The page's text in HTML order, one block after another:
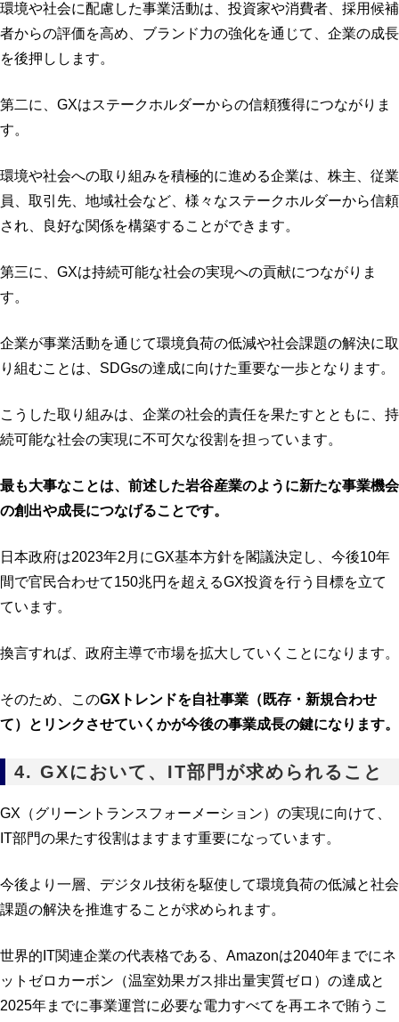
環境や社会に配慮した事業活動は、投資家や消費者、採用候補
者からの評価を高め、ブランド力の強化を通じて、企業の成長
を後押しします。
第二に、GXはステークホルダーからの信頼獲得につながりま
す。
環境や社会への取り組みを積極的に進める企業は、株主、従業
員、取引先、地域社会など、様々なステークホルダーから信頼
され、良好な関係を構築することができます。
第三に、GXは持続可能な社会の実現への貢献につながりま
す。
企業が事業活動を通じて環境負荷の低減や社会課題の解決に取
り組むことは、SDGsの達成に向けた重要な一歩となります。
こうした取り組みは、企業の社会的責任を果たすとともに、持
続可能な社会の実現に不可欠な役割を担っています。
最も大事なことは、前述した岩谷産業のように新たな事業機会
の創出や成長につなげることです。
日本政府は2023年2月にGX基本方針を閣議決定し、今後10年
間で官民合わせて150兆円を超えるGX投資を行う目標を立て
ています。
換言すれば、政府主導で市場を拡大していくことになります。
そのため、このGXトレンドを自社事業（既存・新規合わせ
て）とリンクさせていくかが今後の事業成長の鍵になります。
4. GXにおいて、IT部門が求められること
GX（グリーントランスフォーメーション）の実現に向けて、
IT部門の果たす役割はますます重要になっています。
今後より一層、デジタル技術を駆使して環境負荷の低減と社会
課題の解決を推進することが求められます。
世界的IT関連企業の代表格である、Amazonは2040年までにネ
ットゼロカーボン（温室効果ガス排出量実質ゼロ）の達成と
2025年までに事業運営に必要な電力すべてを再エネで賄うこ